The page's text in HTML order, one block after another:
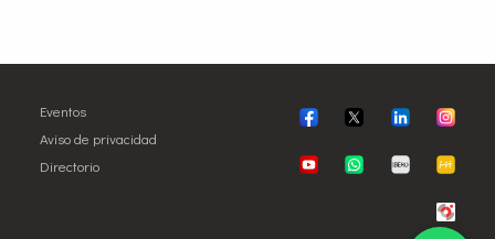
Eventos
Aviso de privacidad
Directorio